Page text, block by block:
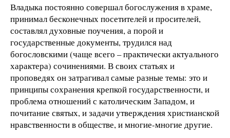
Владыка постоянно совершал богослужения в храме,
принимал бесконечных посетителей и просителей,
составлял духовные поучения, а порой и
государственные документы, трудился над
богословскими (чаще всего – практически актуального
характера) сочинениями. В своих статьях и
проповедях он затрагивал самые разные темы: это и
принципы сохранения крепкой государственности, и
проблема отношений с католическим Западом, и
почитание святых, и задачи утверждения христианской
нравственности в обществе, и многие-многие другие.